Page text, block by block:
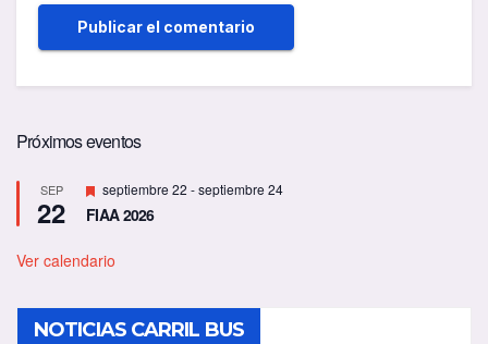
Próximos eventos
SEP
22
D
e
s
a
d
o
septiembre 22 -septiembre 24
FIAA 2026
Ver calendario
NOTICIAS CARRIL BUS